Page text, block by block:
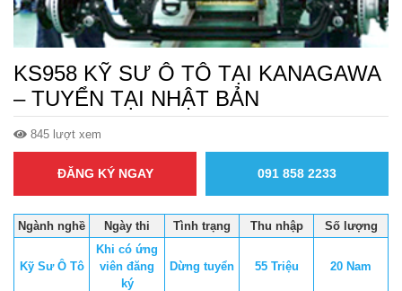
KS958 KỸ SƯ Ô TÔ TẠI KANAGAWA
– TUYỂN TẠI NHẬT BẢN
845 lượt xem
ĐĂNG KÝ NGAY 091 858 2233
Ngành nghề Ngày thi Tình trạng Thu nhập Số lượng
Kỹ Sư Ô Tô
Khi có ứng
viên đăng
ký
Dừng tuyển 55 Triệu 20 Nam